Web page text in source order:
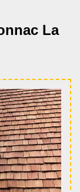
La